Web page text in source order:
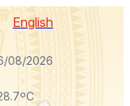
English
08/2026